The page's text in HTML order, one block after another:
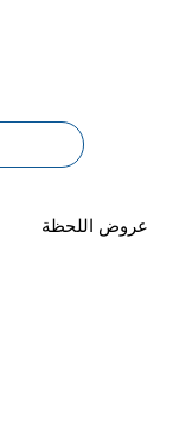
عروض اللحظة